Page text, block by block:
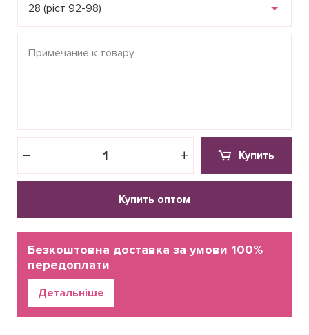
28 (ріст 92-98)
Купить
Купить оптом
Детальніше
Безкоштовна доставка за умови 100%
передоплати